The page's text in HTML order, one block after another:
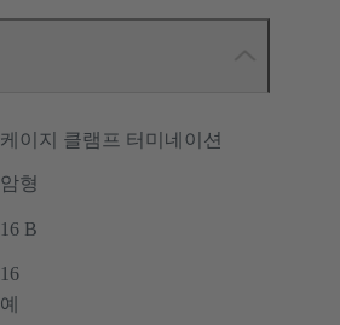
케이지 클램프 터미네이션
암형
16 B
16
예